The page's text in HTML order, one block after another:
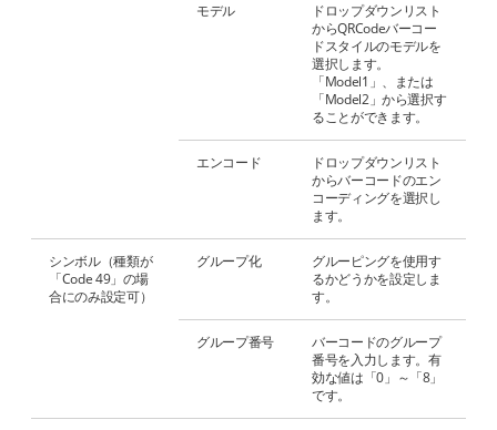
モデル
ドロップダウンリスト
からQRCodeバーコー
ドスタイルのモデルを
選択します。
「Model1」、または
「Model2」から選択す
ることができます。
エンコード
ドロップダウンリスト
からバーコードのエン
コーディングを選択し
ます。
シンボル（種類が
「Code 49」の場
合にのみ設定可）
グループ化
グルーピングを使用す
るかどうかを設定しま
す。
グループ番号
バーコードのグループ
番号を入力します。有
効な値は「0」～「8」
です。